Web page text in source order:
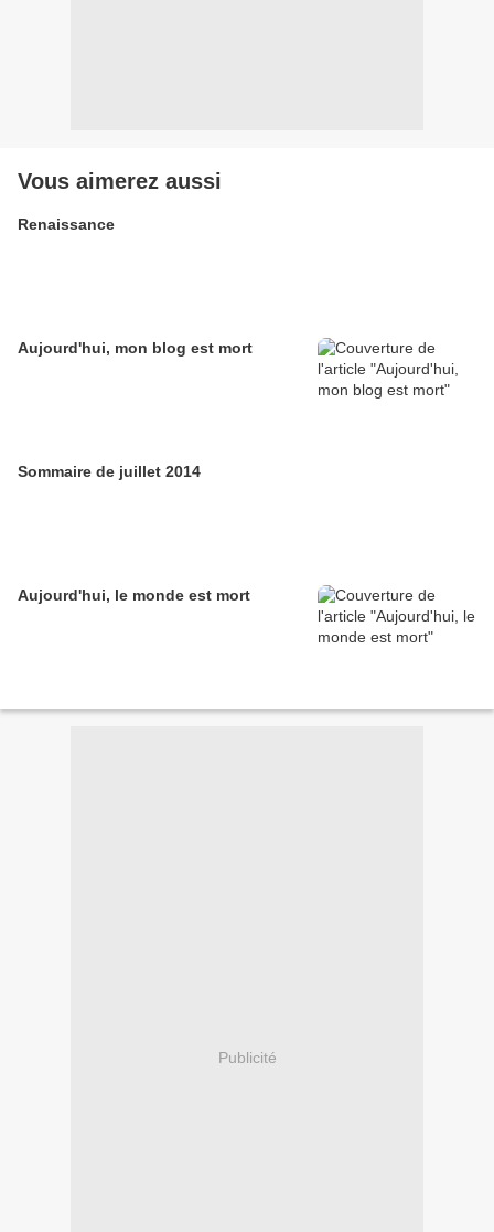
Vous aimerez aussi
Renaissance
Aujourd'hui, mon blog est mort
Sommaire de juillet 2014
Aujourd'hui, le monde est mort
Publicité